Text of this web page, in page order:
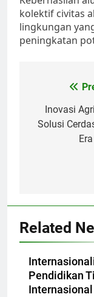
kolektif civitas
lingkungan
peningkatan
Inovasi
Solusi
Related
Pendidikan
Internasional